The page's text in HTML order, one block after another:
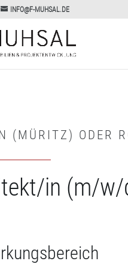
INFO@F-MUHSAL.DE
(MÜRITZ) ODER
in (m/w/